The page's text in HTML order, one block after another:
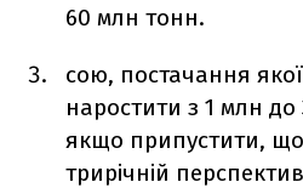
60 млн тонн.
сою, постачання
наростити з 1 млн
якщо припустити,
трирічній